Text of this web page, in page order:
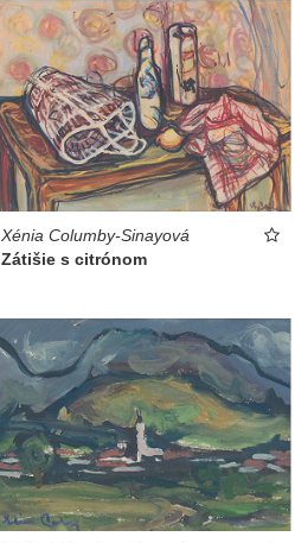
Xénia Columby-Sinayová
Zátišie s citrónom